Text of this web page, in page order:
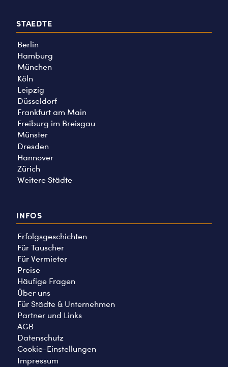
STAEDTE
Berlin
Hamburg
München
Köln
Leipzig
Düsseldorf
Frankfurt am Main
Freiburg im Breisgau
Münster
Dresden
Hannover
Zürich
Weitere Städte
INFOS
Erfolgsgeschichten
Für Tauscher
Für Vermieter
Preise
Häufige Fragen
Über uns
Für Städte & Unternehmen
Partner und Links
AGB
Datenschutz
Cookie-Einstellungen
Impressum